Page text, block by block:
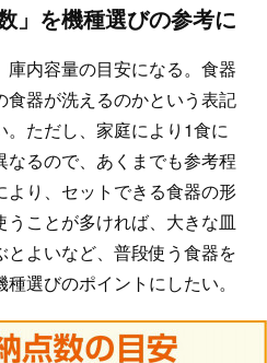
」を機種選びの参考に
内容量の目安になる。食器
食器が洗えるのかという表記
。ただし、家庭により1食に
るので、あくまでも参考程
より、セットできる食器の形
ことが多ければ、大きな皿
とよいなど、普段使う食器を
選びのポイントにしたい。